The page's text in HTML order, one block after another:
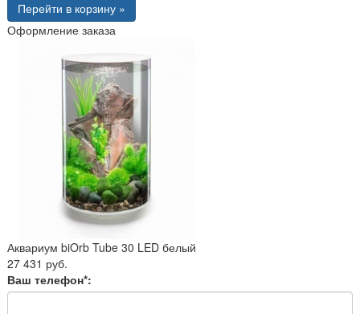
Перейти в корзину »
Оформление заказа
Аквариум biOrb Tube 30 LED белый
27 431 руб.
Ваш телефон*: